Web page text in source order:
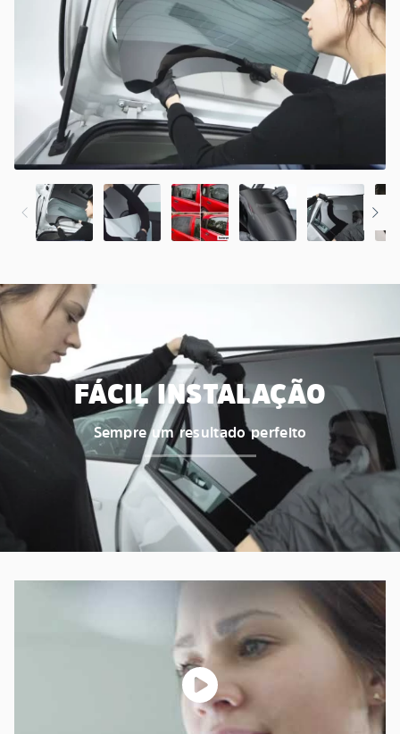
FÁCIL INSTALAÇÃO
Sempre um resultado perfeito